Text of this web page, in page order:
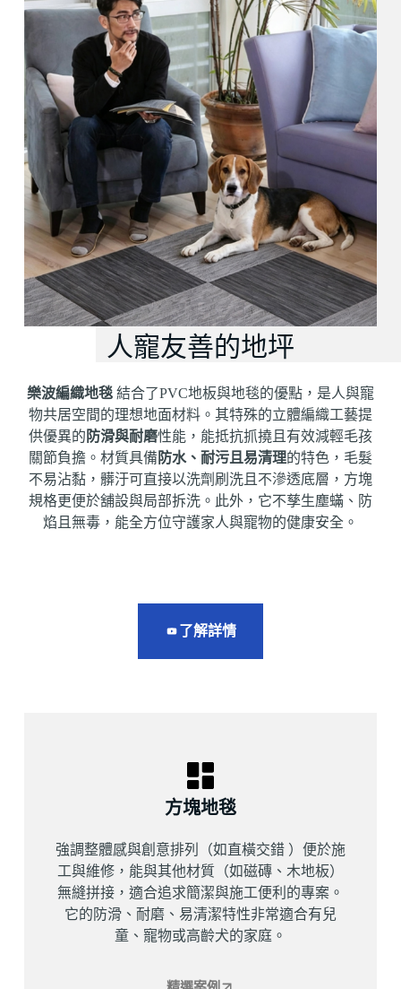
人寵友善的地坪
樂波編織地毯 結合了PVC地板與地毯的優點，是人與寵
物共居空間的理想地面材料。其特殊的立體編織工藝提
供優異的 防滑與耐磨性能，能抵抗抓撓且有效減輕毛孩
關節負擔。材質具備 防水、耐污且易清理的特色，毛髮
不易沾黏，髒汙可直接以洗劑刷洗且不滲透底層，方塊
規格更便於舖設與局部拆洗。此外，它不孳生塵蟎、防
焰且無毒，能全方位守護家人與寵物的健康安全。
了解詳情
方塊地毯
強調整體感與創意排列（如直橫交錯 ）便於施
工與維修，能與其他材質（如磁磚、木地板）
無縫拼接，適合追求簡潔與施工便利的專案。
它的防滑、耐磨、易清潔特性非常適合有兒
童、寵物或高齡犬的家庭。